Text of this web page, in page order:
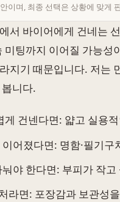
이며, 최종 선택은 상황에 맞게
서 바이어에게 건네는
미팅까지 이어질 가능
지기 때문입니다. 저는
니다.
게 건넨다면: 얇고 실용
어졌다면: 명함·필기
야 한다면: 부피가 작
라면: 포장감과 보관성